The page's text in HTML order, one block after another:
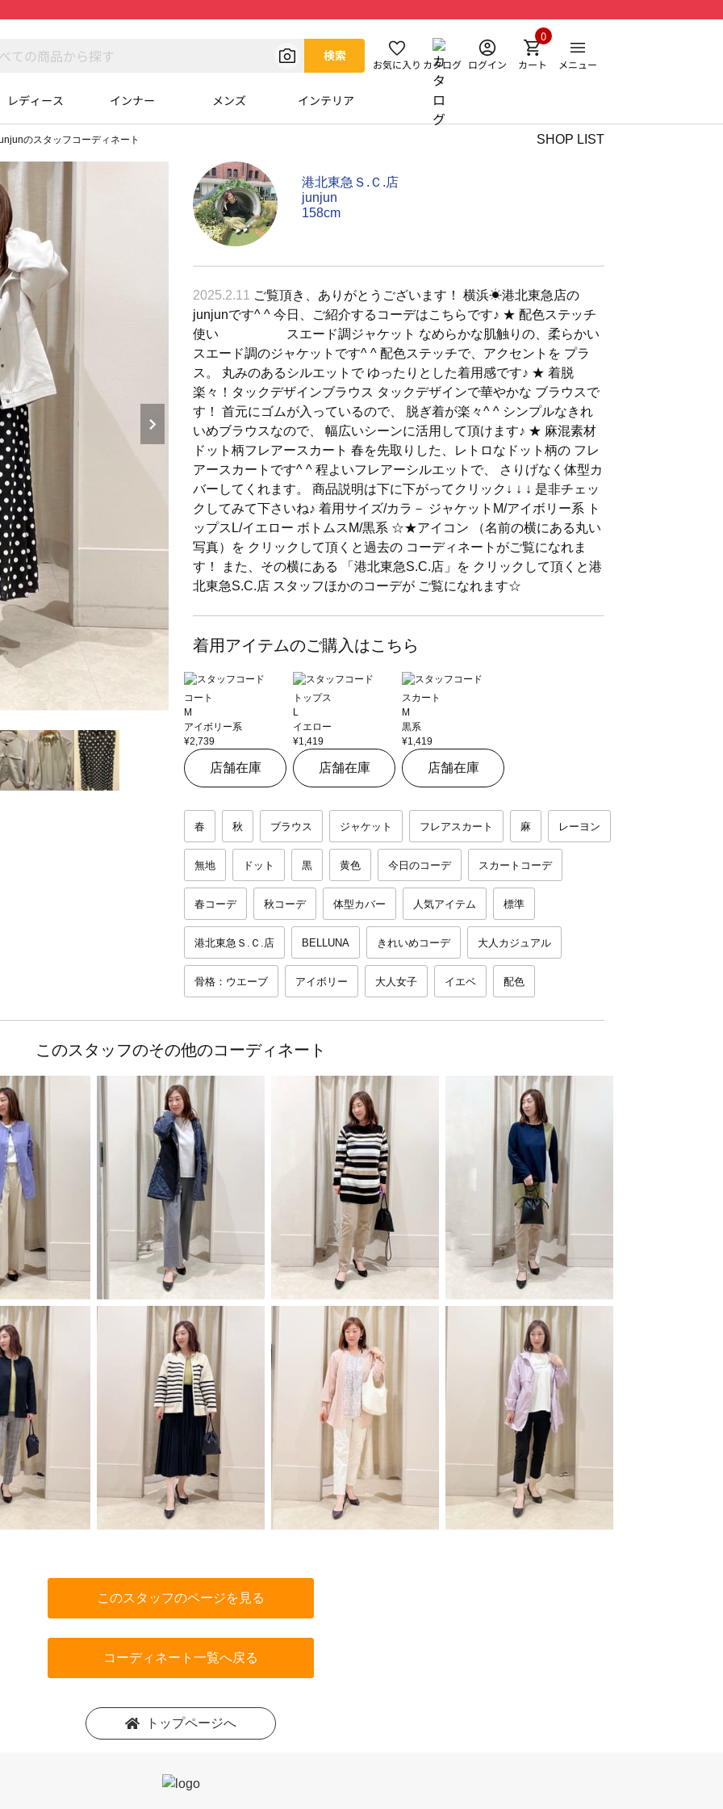
検索
お気に入り カタログ ログイン カート
0
メニュー
レディース インナー メンズ インテリア
のスタッフコーディネート SHOP LIST
港北東急Ｓ.Ｃ.店
junjun
158cm
2025.2.11
ご覧頂き、ありがとうございます！ 横浜☀︎港北東急店の
junjunです^ ^ 今日、ご紹介するコーデはこちらです♪ ★ 配色ステッチ
使い スエード調ジャケット なめらかな肌触りの、柔らかい
スエード調のジャケットです^ ^ 配色ステッチで、アクセントを プラ
ス。 丸みのあるシルエットで ゆったりとした着用感です♪ ★ 着脱
楽々！タックデザインブラウス タックデザインで華やかな ブラウスで
す！ 首元にゴムが入っているので、 脱ぎ着が楽々^ ^ シンプルなきれ
いめブラウスなので、 幅広いシーンに活用して頂けます♪ ★ 麻混素材
ドット柄フレアースカート 春を先取りした、レトロなドット柄の フレ
アースカートです^ ^ 程よいフレアーシルエットで、 さりげなく体型カ
バーしてくれます。 商品説明は下に下がってクリック↓ ↓ ↓ 是非チェッ
クしてみて下さいね♪ 着用サイズ/カラ－ ジャケットM/アイボリー系 ト
ップスL/イエロー ボトムスM/黒系 ☆★アイコン （名前の横にある丸い
写真）を クリックして頂くと過去の コーディネートがご覧になれま
す！ また、その横にある 「港北東急S.C.店」を クリックして頂くと港
北東急S.C.店 スタッフほかのコーデが ご覧になれます☆
着用アイテムのご購入はこちら
コート
M
アイボリー系
¥2,739
店舗在庫
トップス
L
イエロー
¥1,419
店舗在庫
スカート
M
黒系
¥1,419
店舗在庫
春 秋 ブラウス ジャケット フレアスカート 麻 レーヨン
無地 ドット 黒 黄色 今日のコーデ スカートコーデ
春コーデ 秋コーデ 体型カバー 人気アイテム 標準
港北東急Ｓ.Ｃ.店 BELLUNA きれいめコーデ 大人カジュアル
骨格：ウエーブ アイボリー 大人女子 イエベ 配色
このスタッフのその他のコーディネート
このスタッフのページを見る
コーディネート一覧へ戻る
トップページへ